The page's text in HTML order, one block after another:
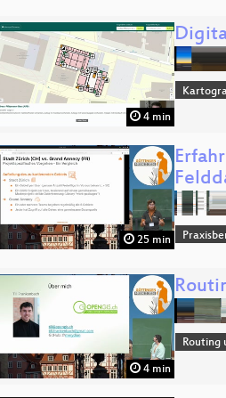
4 min
25 min
4 min
Routing